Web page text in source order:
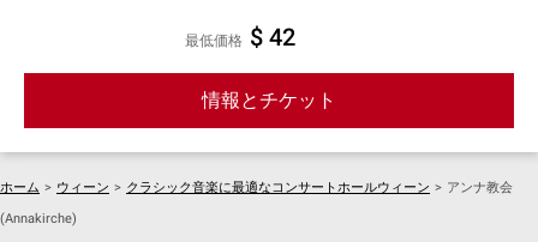
最低価格 $ 42
情報とチケット
ホーム > ウィーン > クラシック音楽に最適なコンサートホールウィーン > アンナ教会
(Annakirche)